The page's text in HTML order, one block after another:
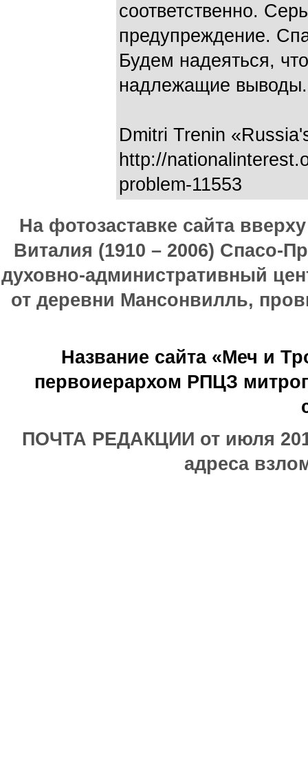
соответственно.
предупреждение.
Будем надеяться,
надлежащие выводы.
Dmitri Trenin
http://
problem-11553
На фотозаставке сайта
Виталия (1910 – 2006) Спасо-
духовно-административный
от деревни Мансонвилль,
Название сайта «Меч и
первоиерархом РПЦЗ
ПОЧТА РЕДАКЦИИ от июля
адреса